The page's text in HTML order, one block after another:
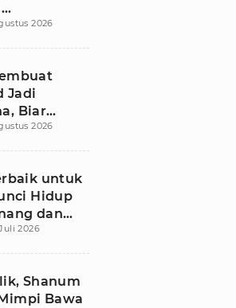
agar
2026
Jadi
Biar
dan
2026
untuk
Hidup
dan
2026
Shanum
Bawa